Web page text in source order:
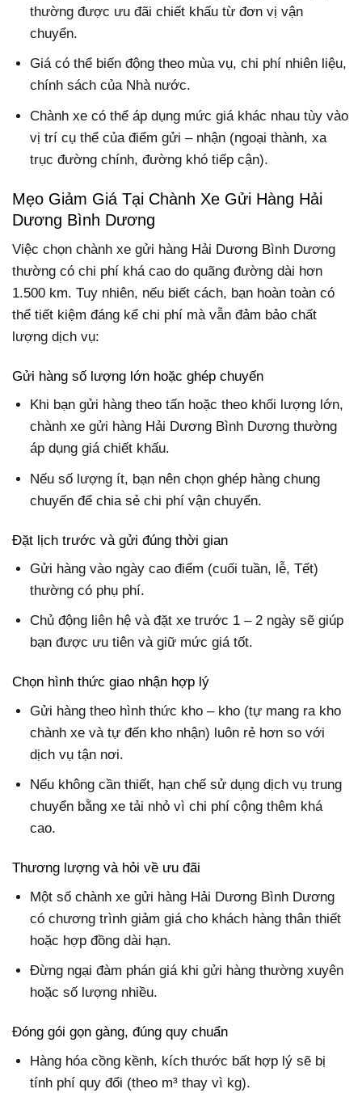
thường được ưu đãi chiết khấu từ đơn vị vận
chuyển.
Giá có thể biến động theo mùa vụ, chi phí nhiên liệu,
chính sách của Nhà nước.
Chành xe có thể áp dụng mức giá khác nhau tùy vào
vị trí cụ thể của điểm gửi – nhận (ngoại thành, xa
trục đường chính, đường khó tiếp cận).
Mẹo Giảm Giá Tại Chành Xe Gửi Hàng Hải
Dương Bình Dương
Việc chọn chành xe gửi hàng Hải Dương Bình Dương
thường có chi phí khá cao do quãng đường dài hơn
1.500 km. Tuy nhiên, nếu biết cách, bạn hoàn toàn có
thể tiết kiệm đáng kể chi phí mà vẫn đảm bảo chất
lượng dịch vụ:
Gửi hàng số lượng lớn hoặc ghép chuyến
Khi bạn gửi hàng theo tấn hoặc theo khối lượng lớn,
chành xe gửi hàng Hải Dương Bình Dương thường
áp dụng giá chiết khấu.
Nếu số lượng ít, bạn nên chọn ghép hàng chung
chuyến để chia sẻ chi phí vận chuyển.
Đặt lịch trước và gửi đúng thời gian
Gửi hàng vào ngày cao điểm (cuối tuần, lễ, Tết)
thường có phụ phí.
Chủ động liên hệ và đặt xe trước 1 – 2 ngày sẽ giúp
bạn được ưu tiên và giữ mức giá tốt.
Chọn hình thức giao nhận hợp lý
Gửi hàng theo hình thức kho – kho (tự mang ra kho
chành xe và tự đến kho nhận) luôn rẻ hơn so với
dịch vụ tận nơi.
Nếu không cần thiết, hạn chế sử dụng dịch vụ trung
chuyển bằng xe tải nhỏ vì chi phí cộng thêm khá
cao.
Thương lượng và hỏi về ưu đãi
Một số chành xe gửi hàng Hải Dương Bình Dương
có chương trình giảm giá cho khách hàng thân thiết
hoặc hợp đồng dài hạn.
Đừng ngại đàm phán giá khi gửi hàng thường xuyên
hoặc số lượng nhiều.
Đóng gói gọn gàng, đúng quy chuẩn
Hàng hóa cồng kềnh, kích thước bất hợp lý sẽ bị
tính phí quy đổi (theo m³ thay vì kg).